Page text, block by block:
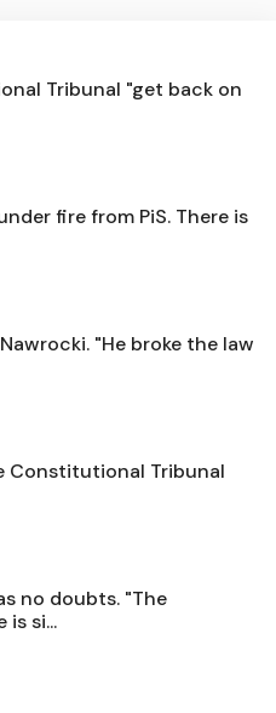
Tribunal "get back on
fire from PiS. There is
"He broke the law
Constitutional Tribunal
no doubts. "The
si...